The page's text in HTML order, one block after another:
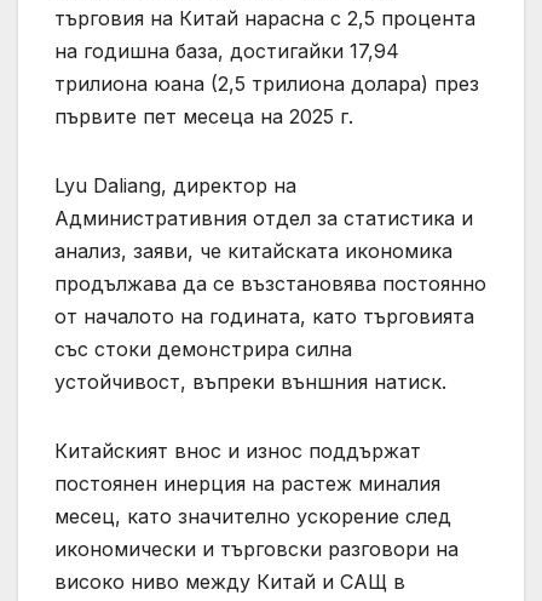
търговия на Китай нарасна с 2,5 процента
на годишна база, достигайки 17,94
трилиона юана (2,5 трилиона долара) през
първите пет месеца на 2025 г.
Lyu Daliang, директор на
Административния отдел за статистика и
анализ, заяви, че китайската икономика
продължава да се възстановява постоянно
от началото на годината, като търговията
със стоки демонстрира силна
устойчивост, въпреки външния натиск.
Китайският внос и износ поддържат
постоянен инерция на растеж миналия
месец, като значително ускорение след
икономически и търговски разговори на
високо ниво между Китай и САЩ в